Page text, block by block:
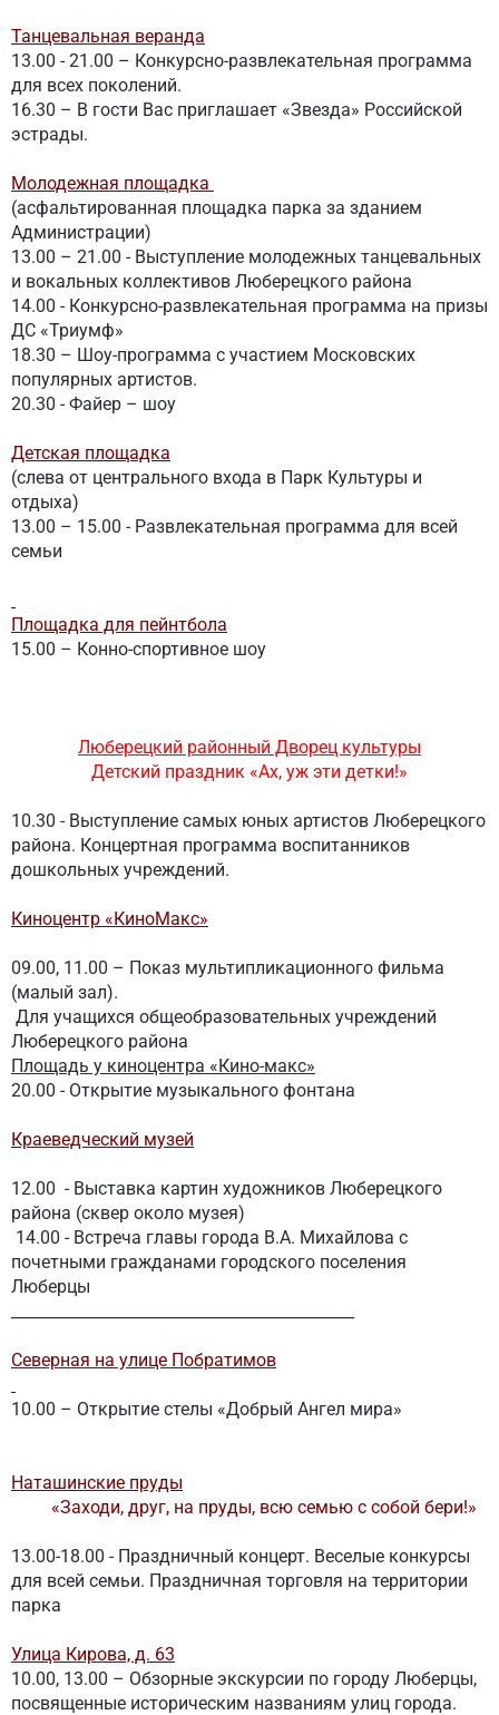
Танцевальная веранда
13.00 - 21.00 – Конкурсно-развлекательная программа
для всех поколений.
16.30 – В гости Вас приглашает «Звезда» Российской
эстрады.
Молодежная площадка
(асфальтированная площадка парка за зданием
Администрации)
13.00 – 21.00 - Выступление молодежных танцевальных
и вокальных коллективов Люберецкого района
14.00 - Конкурсно-развлекательная программа на призы
ДС «Триумф»
18.30 – Шоу-программа с участием Московских
популярных артистов.
20.30 - Файер – шоу
Детская площадка
(слева от центрального входа в Парк Культуры и
отдыха)
13.00 – 15.00 - Развлекательная программа для всей
семьи
Площадка для пейнтбола
15.00 – Конно-спортивное шоу
Люберецкий районный Дворец культуры
Детский праздник «Ах, уж эти детки!»
10.30 - Выступление самых юных артистов Люберецкого
района. Концертная программа воспитанников
дошкольных учреждений.
Киноцентр «КиноМакс»
09.00, 11.00 – Показ мультипликационного фильма
(малый зал).
Для учащихся общеобразовательных учреждений
Люберецкого района
Площадь у киноцентра «Кино-макс»
20.00 - Открытие музыкального фонтана
Краеведческий музей
12.00 - Выставка картин художников Люберецкого
района (сквер около музея)
14.00 - Встреча главы города В.А. Михайлова с
почетными гражданами городского поселения
Люберцы
Северная на улице Побратимов
10.00 – Открытие стелы «Добрый Ангел мира»
Наташинские пруды
«Заходи, друг, на пруды, всю семью с собой бери!»
13.00-18.00 - Праздничный концерт. Веселые конкурсы
для всей семьи. Праздничная торговля на территории
парка
Улица Кирова, д. 63
10.00, 13.00 – Обзорные экскурсии по городу Люберцы,
посвященные историческим названиям улиц города.